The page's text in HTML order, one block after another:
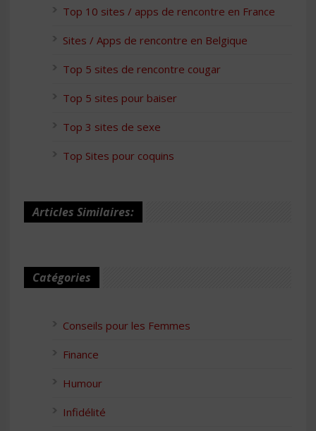
Top 10 sites / apps de rencontre en France
Sites / Apps de rencontre en Belgique
Top 5 sites de rencontre cougar
Top 5 sites pour baiser
Top 3 sites de sexe
Top Sites pour coquins
Articles Similaires:
Catégories
Conseils pour les Femmes
Finance
Humour
Infidélité